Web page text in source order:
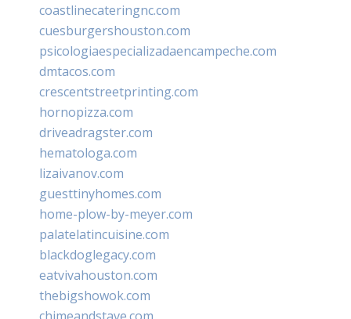
coastlinecateringnc.com
cuesburgershouston.com
psicologiaespecializadaencampeche.com
dmtacos.com
crescentstreetprinting.com
hornopizza.com
driveadragster.com
hematologa.com
lizaivanov.com
guesttinyhomes.com
home-plow-by-meyer.com
palatelatincuisine.com
blackdoglegacy.com
eatvivahouston.com
thebigshowok.com